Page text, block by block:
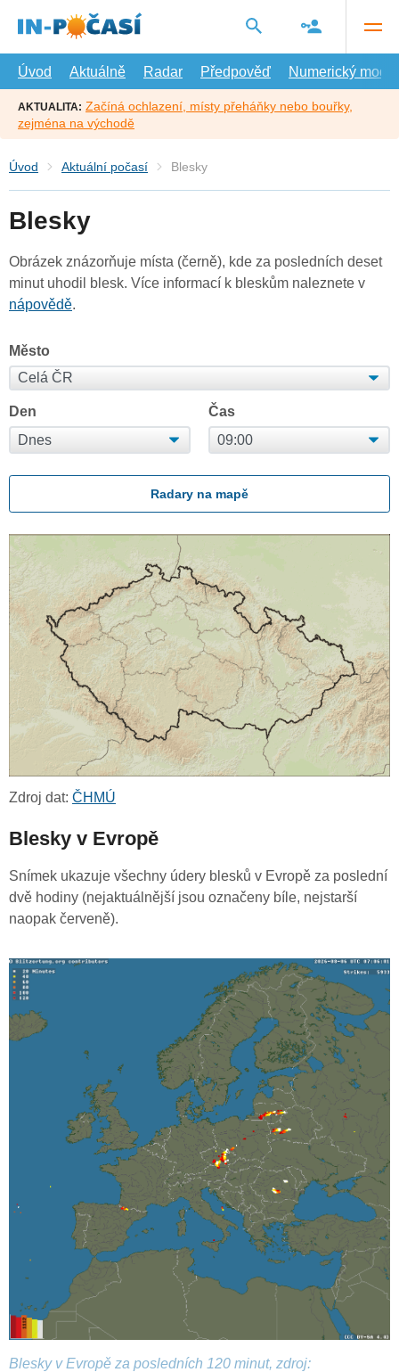
hlavní
Úvod
Aktuálně Radar Předpověď Numerický model
AKTUALITA: Začíná ochlazení, místy přeháňky nebo bouřky,
zejména na východě
Úvod Aktuální počasí Blesky
Blesky
Obrázek znázorňuje místa (černě), kde za posledních deset
minut uhodil blesk. Více informací k bleskům naleznete v
nápovědě.
Město
Den Čas
Radary na mapě
Zdroj dat: ČHMÚ
Blesky v Evropě
Snímek ukazuje všechny údery blesků v Evropě za poslední
dvě hodiny (nejaktuálnější jsou označeny bíle, nejstarší
naopak červeně).
Blesky v Evropě za posledních 120 minut, zdroj: